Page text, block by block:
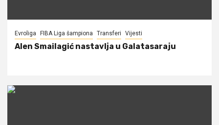
Evroliga FIBA Liga šampiona Transferi Vijesti
Alen Smailagić nastavlja u Galatasaraju